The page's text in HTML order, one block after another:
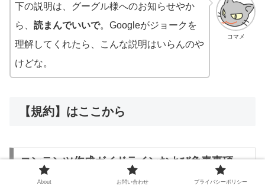
コマメ
下の説明は、グーグル様へのお知らせやか
ら、 読まんでいいで。Googleがジョークを
理解してくれたら、こんな説明はいらんのや
けどな。
【規約】はここから
コンテンツ作成ガイドラインおよび免責事項
About お問い合わせ プライバシーポリシー